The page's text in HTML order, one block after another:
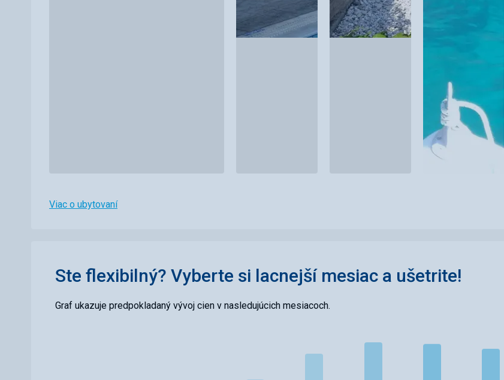
Viac o ubytovaní
Ste flexibilný? Vyberte si lacnejší mesiac a ušetrite!
Graf ukazuje predpokladaný vývoj cien v nasledujúcich mesiacoch.